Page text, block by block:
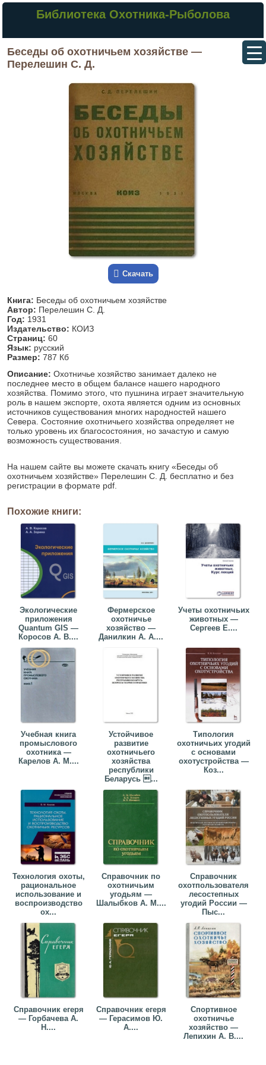
Библиотека Охотника-Рыболова
Беседы об охотничьем хозяйстве —
Перелешин С. Д.
Скачать
Книга: Беседы об охотничьем хозяйстве
Автор: Перелешин С. Д.
Год: 1931
Издательство: КОИЗ
Страниц: 60
Язык: русский
Размер: 787 Кб
Описание: Охотничье хозяйство занимает далеко не
последнее место в общем балансе нашего народного
хозяйства. Помимо этого, что пушнина играет значительную
роль в нашем экспорте, охота является одним из основных
источников существования многих народностей нашего
Севера. Состояние охотничьего хозяйства определяет не
только уровень их благосостояния, но зачастую и самую
возможность существования.
На нашем сайте вы можете скачать книгу «Беседы об
охотничьем хозяйстве» Перелешин С. Д. бесплатно и без
регистрации в формате pdf.
Похожие книги:
Экологические
приложения
Quantum GIS —
Коросов А. В....
Фермерское
охотничье
хозяйство —
Данилкин А. А....
Учеты охотничьих
животных —
Сергеев Е....
Учебная книга
промыслового
охотника —
Карелов А. М....
Устойчивое
развитие
охотничьего
хозяйства
республики
Беларусь ...
Типология
охотничьих угодий
с основами
охотустройства —
Коз...
Технология охоты,
рациональное
использование и
воспроизводство
ох...
Справочник по
охотничьим
угодьям —
Шалыбков А. М....
Справочник
охотпользователя
лесостепных
угодий России —
Пыс...
Справочник егеря
— Горбачева А.
Н....
Справочник егеря
— Герасимов Ю.
А....
Спортивное
охотничье
хозяйство —
Лепихин А. В....